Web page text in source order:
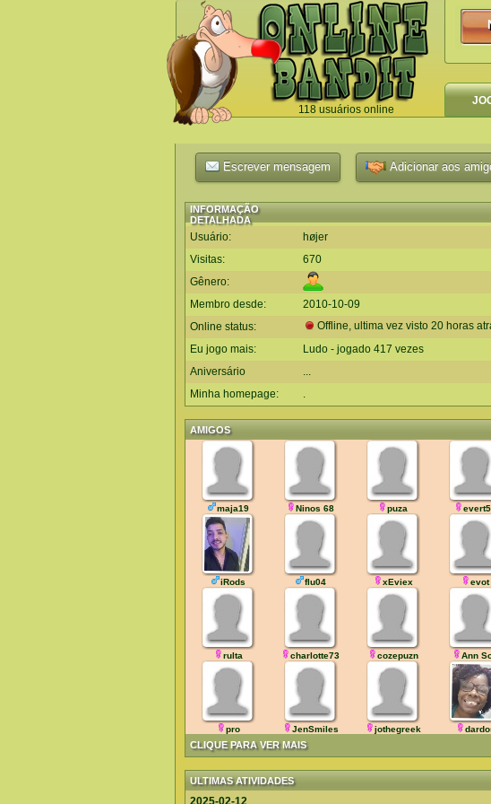
118 usuários online
`
Escrever mensagem Adicionar aos
INFORMAÇÃO
DETALHADA
Usuário:
højer
Visitas:
670
Gênero:
Membro desde:
2010-10-09
Online status:
Offline, ultima vez visto 20 horas
Eu jogo mais:
Ludo - jogado 417 vezes
Aniversário
...
Minha homepage:
.
AMIGOS
CLIQUE PARA VER MAIS
maja19 Ninos 68 puza
iRods flu04 xEviex evot
rulta charlotte73 cozepuzn Ann
pro JenSmiles jothegreek
ULTIMAS ATIVIDADES
2025-02-12